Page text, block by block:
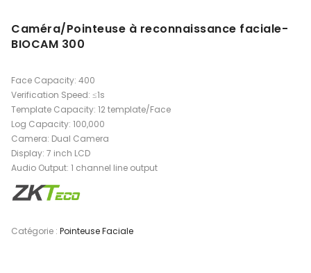
Caméra/Pointeuse à reconnaissance faciale-
BIOCAM 300
Face Capacity: 400
Verification Speed: ≤1s
Template Capacity: 12 template/Face
Log Capacity: 100,000
Camera: Dual Camera
Display: 7 inch LCD
Audio Output: 1 channel line output
Catégorie : Pointeuse Faciale